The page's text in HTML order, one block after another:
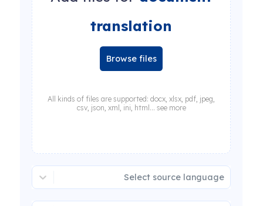
translation
Browse files
All kinds of files are supported: docx, xlsx, pdf, jpeg,
csv, json, xml, ini, html... see more
Select source language